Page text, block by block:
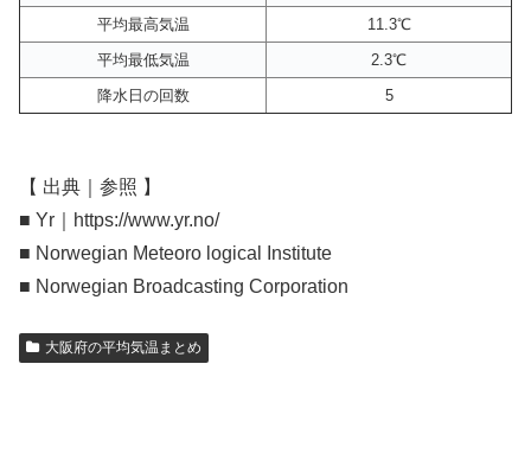
平均最高気温
11.3℃
平均最低気温
2.3℃
降水日の回数
5
【 出典｜参照 】
■ Yr｜https://www.yr.no/
■ Norwegian Meteoro logical Institute
■ Norwegian Broadcasting Corporation
大阪府の平均気温まとめ